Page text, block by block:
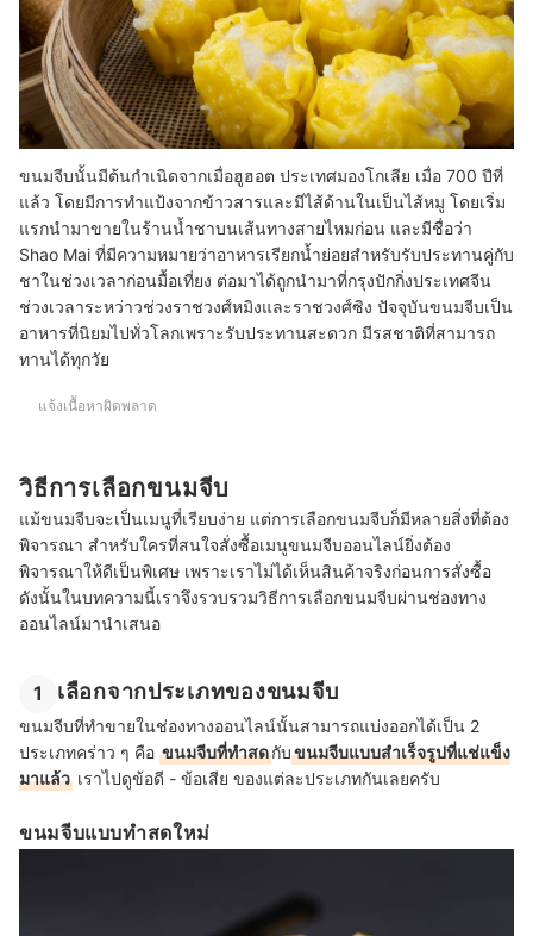
ขนมจีบนั้นมีต้นกำเนิดจากเมื่อฮูฮอต ประเทศมองโกเลีย เมื่อ 700 ปีที่
แล้ว โดยมีการทำแป้งจากข้าวสารและมีไส้ด้านในเป็นไส้หมู โดยเริ่ม
แรกนำมาขายในร้านน้ำชาบนเส้นทางสายไหมก่อน และมีชื่อว่า
Shao Mai ที่มีความหมายว่าอาหารเรียกน้ำย่อยสำหรับรับประทานคู่กับ
ชาในช่วงเวลาก่อนมื้อเที่ยง ต่อมาได้ถูกนำมาที่กรุงปักกิ่งประเทศจีน
ช่วงเวลาระหว่าวช่วงราชวงศ์หมิงและราชวงศ์ซิง ปัจจุบันขนมจีบเป็น
อาหารที่นิยมไปทั่วโลกเพราะรับประทานสะดวก มีรสชาติที่สามารถ
ทานได้ทุกวัย
แจ้งเนื้อหาผิดพลาด
วิธีการเลือกขนมจีบ
แม้ขนมจีบจะเป็นเมนูที่เรียบง่าย แต่การเลือกขนมจีบก็มีหลายสิ่งที่ต้อง
พิจารณา สำหรับใครที่สนใจสั่งซื้อเมนูขนมจีบออนไลน์ยิ่งต้อง
พิจารณาให้ดีเป็นพิเศษ เพราะเราไม่ได้เห็นสินค้าจริงก่อนการสั่งซื้อ
ดังนั้นในบทความนี้เราจึงรวบรวมวิธีการเลือกขนมจีบผ่านช่องทาง
ออนไลน์มานำเสนอ
1 เลือกจากประเภทของขนมจีบ
ขนมจีบที่ทำขายในช่องทางออนไลน์นั้นสามารถแบ่งออกได้เป็น 2
ประเภทคร่าว ๆ คือ ขนมจีบที่ทำสดกับขนมจีบแบบสำเร็จรูปที่แช่แข็ง
มาแล้ว เราไปดูข้อดี - ข้อเสีย ของแต่ละประเภทกันเลยครับ
ขนมจีบแบบทำสดใหม่